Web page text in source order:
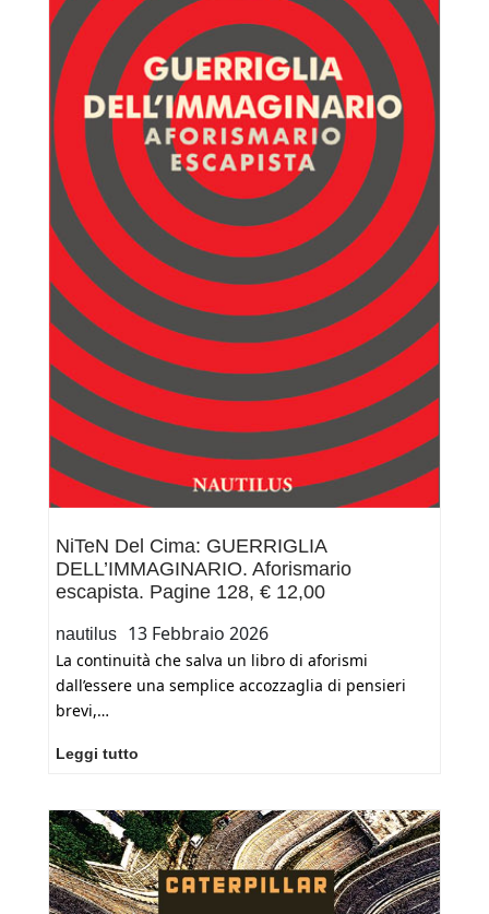
:Guerriglia
dell’Immaginario
Aforismario
Escapista
con
l’autore
Niten
Del
Cima
NiTeN Del Cima: GUERRIGLIA
DELL’IMMAGINARIO. Aforismario
escapista. Pagine 128, € 12,00
nautilus 13 Febbraio 2026
La continuità che salva un libro di aforismi
dall’essere una semplice accozzaglia di pensieri
brevi,…
Leggi tutto
GUERRIGLIA
DELL’IMMAGINARIO.
Aforismario
escapista.